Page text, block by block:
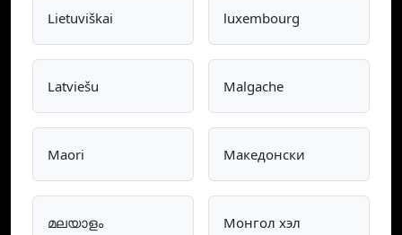
Lietuviškai luxembourg
Latviešu Malgache
Maori Македонски
മലയാളം Монгол хэл